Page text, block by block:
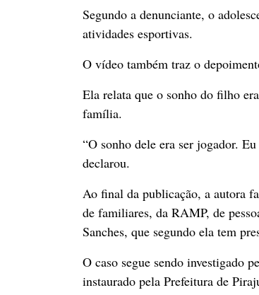
Segundo a denunciante, o
atividades esportivas.
O vídeo também traz o
Ela relata que o sonho do filho
família.
“O sonho dele era ser jogador.
declarou.
Ao final da publicação, a autora
de familiares, da RAMP, de
Sanches, que segundo ela tem
O caso segue sendo investigado
instaurado pela Prefeitura de